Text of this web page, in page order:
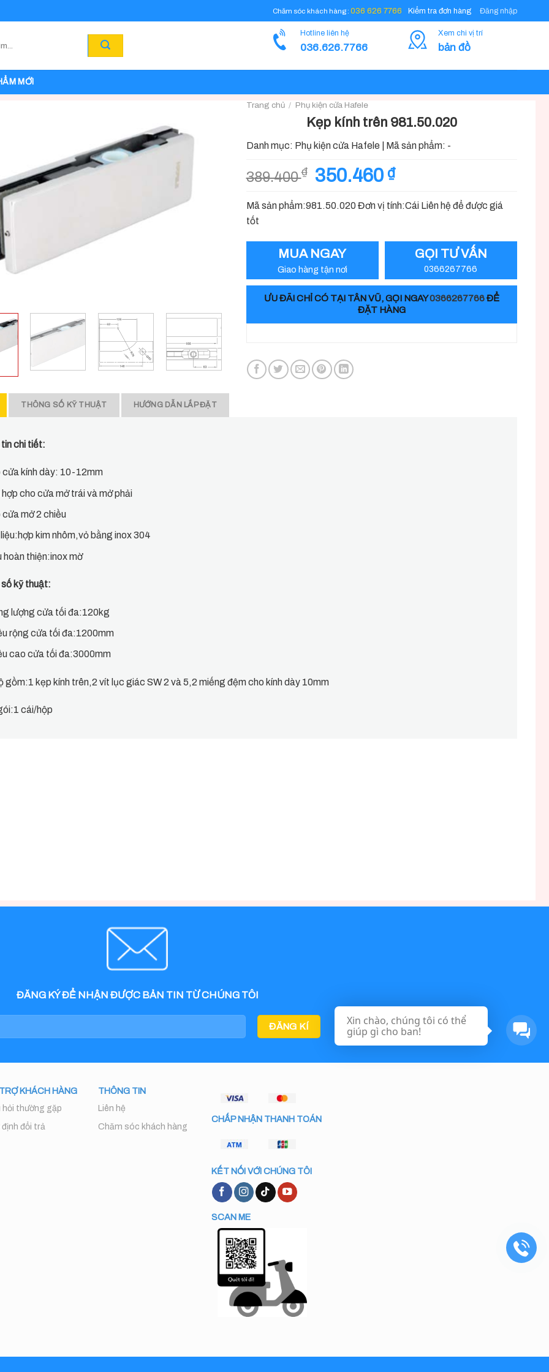
Chăm sóc khách hàng : 036 626 7766 Kiểm tra đơn hàng Đăng nhập
Hotline liên hệ
036.626.7766
Xem chi vị trí
bản đồ
MỚI
Trang chủ / Phụ kiện cửa Hafele
Kẹp kính trên 981.50.020
Danh mục: Phụ kiện cửa Hafele Mã sản phẩm: -
389.400₫
Giá
gốc
là:
350.460 ₫Giá
tại
Mã sản phẩm:981.50.020 Đơn vị tính:Cái Liên hệ để được giá
tốt
MUA NGAY
Giao hàng tận nơi
GỌI TƯ VẤN
0366267766
ƯU ĐÃI CHỈ CÓ TẠI TÂN VŨ, GỌI NGAY0366267766ĐỂ
ĐẶT HÀNG
THÔNG SỐ KỸ THUẬT HƯỚNG DẪN LẮP ĐẶT
chi tiết:
cửa kính dày: 10-12mm
hợp cho cửa mở trái và mở phải
cửa mở 2 chiều
kim nhôm,vỏ bằng inox 304
hoàn thiện:inox mờ
kỹ thuật:
lượng cửa tối đa:120kg
rộng cửa tối đa:1200mm
cao cửa tối đa:3000mm
gồm:1 kẹp kính trên,2 vít lục giác SW 2 và 5,2 miếng đệm cho kính dày 10mm
cái/hộp
ĐĂNG KÝ ĐỂ NHẬN ĐƯỢC BẢN TIN TỪ CHÚNG TÔI
KHÁCH HÀNG
hỏi thường gặp
định đổi trả
THÔNG TIN
Liên hệ
Chăm sóc khách hàng
CHẤP NHẬN THANH TOÁN
KẾT NỐI VỚI CHÚNG TÔI
SCAN ME
Xin chào, chúng tôi có thể
giúp gì cho ban!